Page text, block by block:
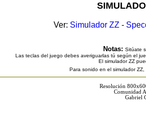
Ver: Simulador ZZ -
Notas: Sitúate
Las teclas del juego debes averiguarlas tú según el
El simulador ZZ
Para sonido en el simulador
Resolución
Comunidad
Gabriel